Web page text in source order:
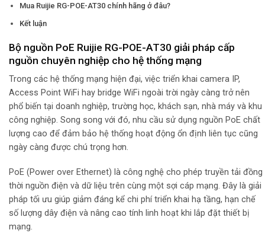
Mua Ruijie RG-POE-AT30 chính hãng ở đâu?
Kết luận
Bộ nguồn PoE Ruijie RG-POE-AT30 giải pháp cấp
nguồn chuyên nghiệp cho hệ thống mạng
Trong các hệ thống mạng hiện đại, việc triển khai camera IP,
Access Point WiFi hay bridge WiFi ngoài trời ngày càng trở nên
phổ biến tại doanh nghiệp, trường học, khách sạn, nhà máy và khu
công nghiệp. Song song với đó, nhu cầu sử dụng nguồn PoE chất
lượng cao để đảm bảo hệ thống hoạt động ổn định liên tục cũng
ngày càng được chú trọng hơn.
PoE (Power over Ethernet) là công nghệ cho phép truyền tải đồng
thời nguồn điện và dữ liệu trên cùng một sợi cáp mạng. Đây là giải
pháp tối ưu giúp giảm đáng kể chi phí triển khai hạ tầng, hạn chế
số lượng dây điện và nâng cao tính linh hoạt khi lắp đặt thiết bị
mạng.